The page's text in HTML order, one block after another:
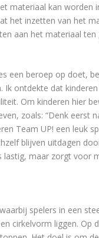
materiaal kan
het inzetten van het
aan het materiaal
een beroep op doet,
Ik ontdekte dat
Om kinderen hier
zoals: “Denk
Team UP! een leuk
blijven uitdagen
lastig, maar zorgt
spelers in een
cirkelvorm liggen. Op